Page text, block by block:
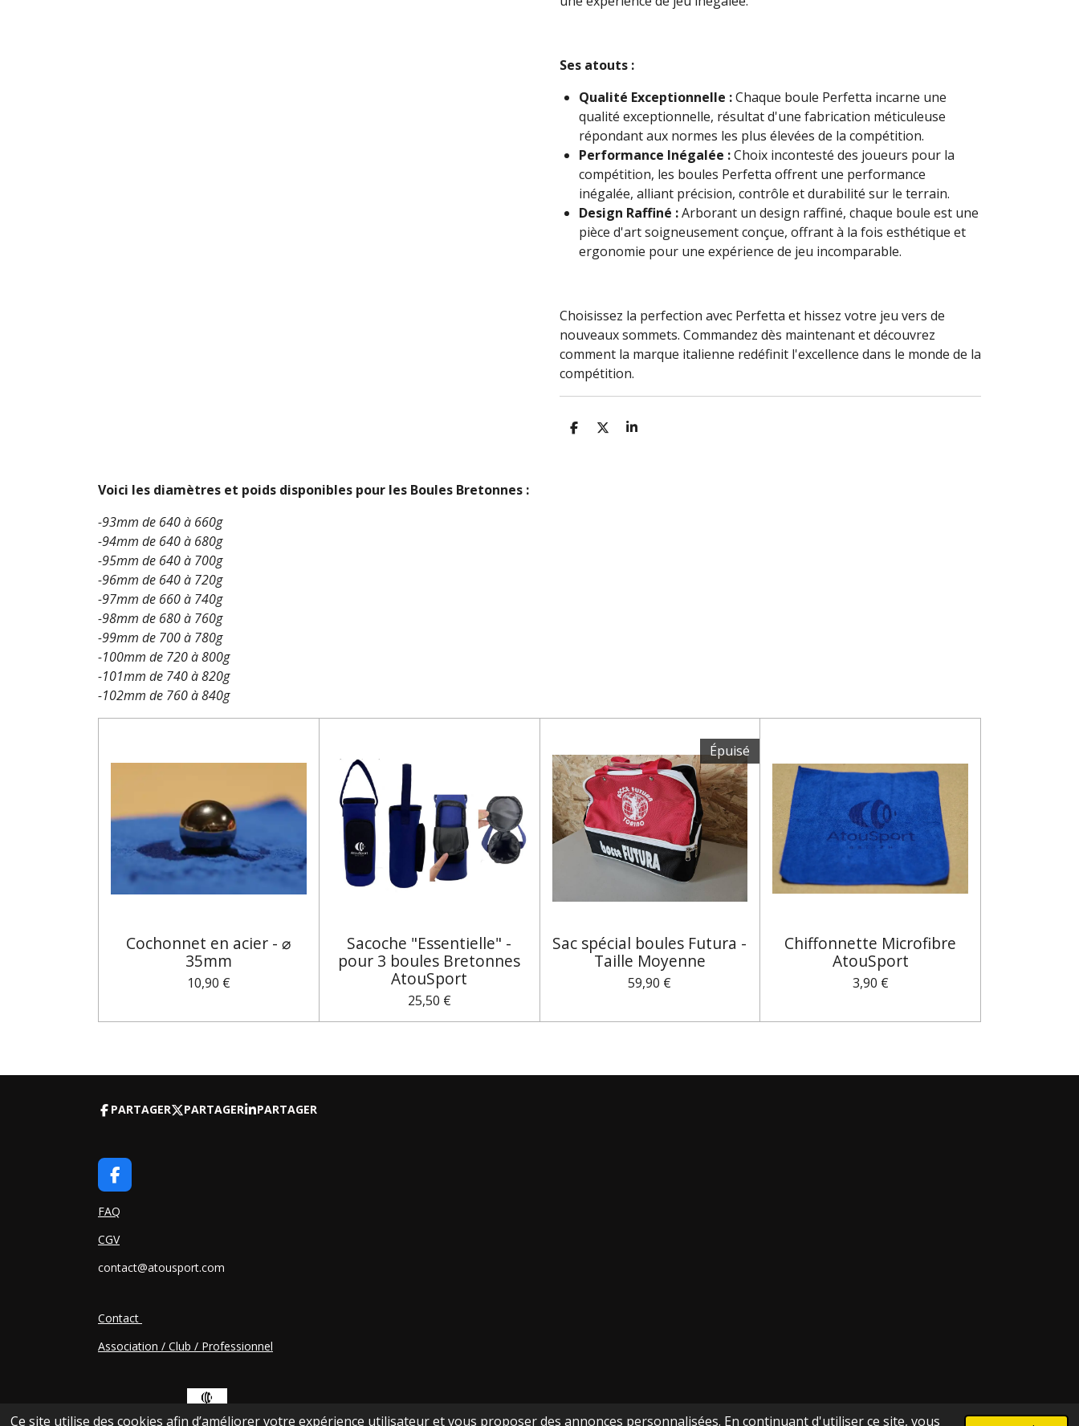
Ce site utilise des cookies afin d’améliorer votre expérience utilisateur et vous proposer des annonces personnalisées. En continuant d'utiliser ce site, vous
Ses atouts :
Qualité Exceptionnelle :Chaque boule Perfetta incarne une
qualité exceptionnelle, résultat d'une fabrication méticuleuse
répondant aux normes les plus élevées de la compétition.
Performance Inégalée :Choix incontesté des joueurs pour la
compétition, les boules Perfetta offrent une performance
inégalée, alliant précision, contrôle et durabilité sur le terrain.
Design Raffiné :Arborant un design raffiné, chaque boule est une
pièce d'art soigneusement conçue, offrant à la fois esthétique et
ergonomie pour une expérience de jeu incomparable.
Choisissez la perfection avec Perfetta et hissez votre jeu vers de
nouveaux sommets. Commandez dès maintenant et découvrez
comment la marque italienne redéfinit l'excellence dans le monde de la
compétition.
P
P
P
Voici les diamètres et poids disponibles pour les Boules Bretonnes :
-93mm de 640 à 660g
-94mm de 640 à 680g
-95mm de 640 à 700g
-96mm de 640 à 720g
-97mm de 660 à 740g
-98mm de 680 à 760g
-99mm de 700 à 780g
-100mm de 720 à 800g
-101mm de 740 à 820g
-102mm de 760 à 840g
Cochonnet en acier - ⌀
35mm
10,90 €
Sacoche "Essentielle" -
pour 3 boules Bretonnes
AtouSport
25,50 €
Épuisé
Sac spécial boules Futura -
Taille Moyenne
59,90 €
Chiffonnette Microfibre
AtouSport
3,90 €
PARTAGER PARTAGER PARTAGER
F
A
C
B
O
FAQ
CGV
contact@atousport.com
Contact
Association / Club / Professionnel